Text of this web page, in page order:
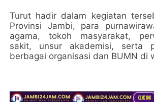
Turut hadir dalam kegiatan
Provinsi Jambi, para
agama, tokoh masyarakat,
sakit, unsur akademisi, serta
berbagai organisasi dan BUMN di